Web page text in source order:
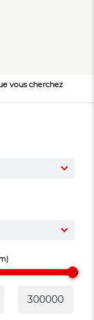
vous cherchez